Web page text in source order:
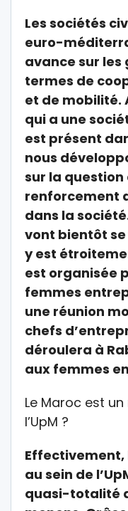
Les sociétés
euro-
avance sur les
termes de
et de mobilité.
qui a une
est présent
nous
sur la
renforcement
dans la
vont bientôt se
y est
est organisée
femmes
une réunion
chefs
déroulera à
aux femmes
Le Maroc est
l’UpM ?
Effectivement,
au sein de
quasi-totalité